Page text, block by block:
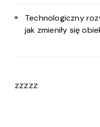
Technologiczny
jak zmieniły się
zzzzz